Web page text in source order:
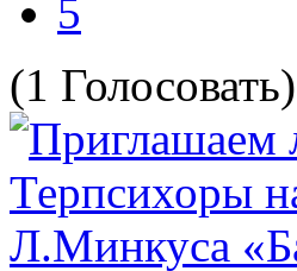
5
(1 Голосовать)